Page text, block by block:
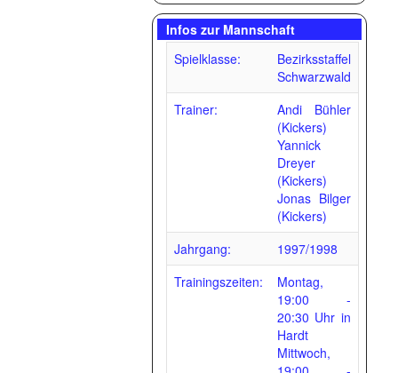
Infos zur Mannschaft
Spielklasse:
Bezirksstaffel
Schwarzwald
Trainer:
Andi Bühler
(Kickers)
Yannick
Dreyer
(Kickers)
Jonas Bilger
(Kickers)
Jahrgang:
1997/1998
Trainingszeiten:
Montag,
19:00 -
20:30 Uhr in
Hardt
Mittwoch,